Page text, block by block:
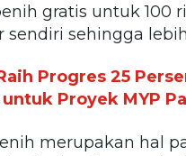
gratis untuk 100
sendiri sehingga
Progres 25
untuk Proyek MYP
merupakan hal